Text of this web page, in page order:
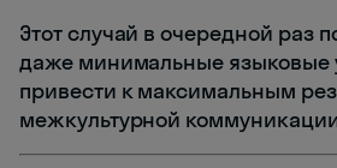
Этот случай в очередной раз
даже минимальные языковые
привести к максимальным
межкультурной